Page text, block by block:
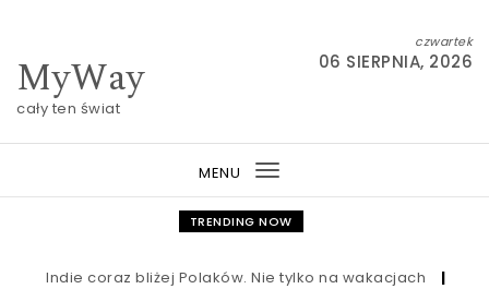
MyWay
cały ten świat
czwartek
06 SIERPNIA, 2026
MENU
Toggle
navigation
TRENDING NOW
Indie coraz bliżej Polaków. Nie tylko na wakacjach | Nowa